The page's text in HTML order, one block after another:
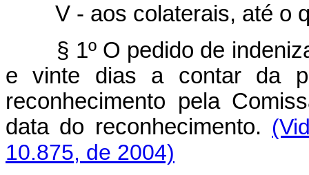
V - aos colaterais, até o
§ 1º O pedido de
e vinte dias a contar da
reconhecimento pela
data do reconhecimento.
10.875, de 2004)